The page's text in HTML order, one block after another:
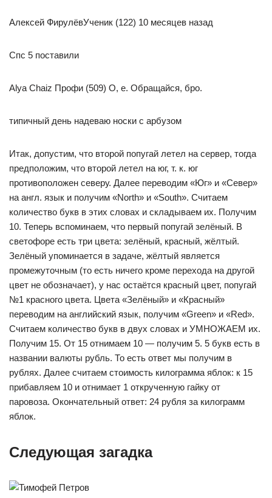
Алексей ФирулёвУченик (122) 10 месяцев назад
Спс 5 поставили
Alya Chaiz Профи (509) О, е. Обращайся, бро.
типичный день надеваю носки с арбузом
Итак, допустим, что второй попугай летел на сервер, тогда
предположим, что второй летел на юг, т. к. юг
противоположен северу. Далее переводим «Юг» и «Север»
на англ. язык и получим «North» и «South». Считаем
количество букв в этих словах и складываем их. Получим
10. Теперь вспоминаем, что первый попугай зелёный. В
светофоре есть три цвета: зелёный, красный, жёлтый.
Зелёный упоминается в задаче, жёлтый является
промежуточным (то есть ничего кроме перехода на другой
цвет не обозначает), у нас остаётся красный цвет, попугай
№1 красного цвета. Цвета «Зелёный» и «Красный»
переводим на английский язык, получим «Green» и «Red».
Считаем количество букв в двух словах и УМНОЖАЕМ их.
Получим 15. От 15 отнимаем 10 — получим 5. 5 букв есть в
названии валюты рубль. То есть ответ мы получим в
рублях. Далее считаем стоимость килограмма яблок: к 15
прибавляем 10 и отнимает 1 открученную гайку от
паровоза. Окончательный ответ: 24 рубля за килограмм
яблок.
Следующая загадка